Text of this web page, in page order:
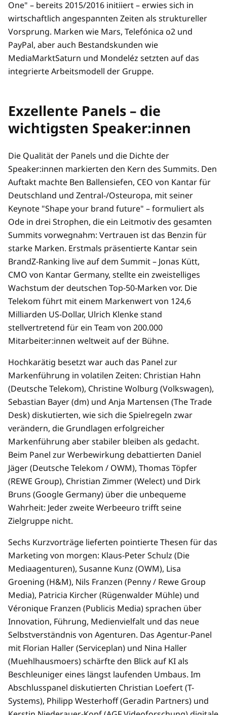
One" – bereits 2015/2016 initiiert – erwies sich in
wirtschaftlich angespannten Zeiten als struktureller
Vorsprung. Marken wie Mars, Telefónica o2 und
PayPal, aber auch Bestandskunden wie
MediaMarktSaturn und Mondeléz setzten auf das
integrierte Arbeitsmodell der Gruppe.
Exzellente Panels – die
wichtigsten Speaker:innen
Die Qualität der Panels und die Dichte der
Speaker:innen markierten den Kern des Summits. Den
Auftakt machte Ben Ballensiefen, CEO von Kantar für
Deutschland und Zentral-/Osteuropa, mit seiner
Keynote "Shape your brand future" – formuliert als
Ode in drei Strophen, die ein Leitmotiv des gesamten
Summits vorwegnahm: Vertrauen ist das Benzin für
starke Marken. Erstmals präsentierte Kantar sein
BrandZ-Ranking live auf dem Summit – Jonas Kütt,
CMO von Kantar Germany, stellte ein zweistelliges
Wachstum der deutschen Top-50-Marken vor. Die
Telekom führt mit einem Markenwert von 124,6
Milliarden US-Dollar, Ulrich Klenke stand
stellvertretend für ein Team von 200.000
Mitarbeiter:innen weltweit auf der Bühne.
Hochkarätig besetzt war auch das Panel zur
Markenführung in volatilen Zeiten: Christian Hahn
(Deutsche Telekom), Christine Wolburg (Volkswagen),
Sebastian Bayer (dm) und Anja Martensen (The Trade
Desk) diskutierten, wie sich die Spielregeln zwar
verändern, die Grundlagen erfolgreicher
Markenführung aber stabiler bleiben als gedacht.
Beim Panel zur Werbewirkung debattierten Daniel
Jäger (Deutsche Telekom / OWM), Thomas Töpfer
(REWE Group), Christian Zimmer (Welect) und Dirk
Bruns (Google Germany) über die unbequeme
Wahrheit: Jeder zweite Werbeeuro trifft seine
Zielgruppe nicht.
Sechs Kurzvorträge lieferten pointierte Thesen für das
Marketing von morgen: Klaus-Peter Schulz (Die
Mediaagenturen), Susanne Kunz (OWM), Lisa
Groening (H&M), Nils Franzen (Penny / Rewe Group
Media), Patricia Kircher (Rügenwalder Mühle) und
Véronique Franzen (Publicis Media) sprachen über
Innovation, Führung, Medienvielfalt und das neue
Selbstverständnis von Agenturen. Das Agentur-Panel
mit Florian Haller (Serviceplan) und Nina Haller
(Muehlhausmoers) schärfte den Blick auf KI als
Beschleuniger eines längst laufenden Umbaus. Im
Abschlusspanel diskutierten Christian Loefert (T-
Systems), Philipp Westerhoff (Geradin Partners) und